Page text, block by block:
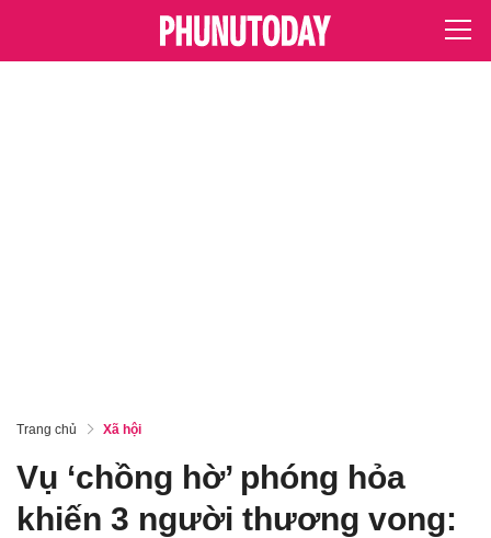
Trang chủ Xã hội
Vụ ‘chồng hờ’ phóng hỏa
khiến 3 người thương vong: